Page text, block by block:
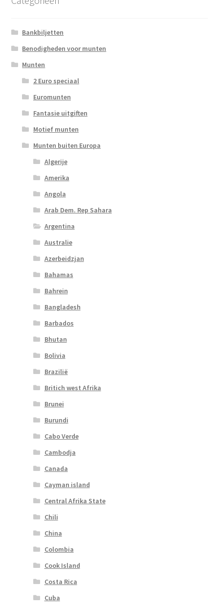
Bankbiljetten
Benodigheden voor munten
Munten
2 Euro speciaal
Euromunten
Fantasie uitgiften
Motief munten
Munten buiten Europa
Algerije
Amerika
Angola
Arab Dem. Rep Sahara
Argentina
Australie
Azerbeidzjan
Bahamas
Bahrein
Bangladesh
Barbados
Bhutan
Bolivia
Brazilië
Britich west Afrika
Brunei
Burundi
Cabo Verde
Cambodja
Canada
Cayman island
Central Afrika State
Chili
China
Colombia
Cook Island
Costa Rica
Cuba